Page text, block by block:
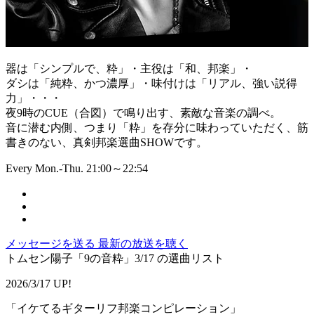
器は「シンプルで、粋」・主役は「和、邦楽」・
ダシは「純粋、かつ濃厚」・味付けは「リアル、強い説得
力」・・・
夜9時のCUE（合図）で鳴り出す、素敵な音楽の調べ。
音に潜む内側、つまり「粋」を存分に味わっていただく、筋
書きのない、真剣邦楽選曲SHOWです。
Every Mon.-Thu. 21:00～22:54
メッセージを送る 最新の放送を聴く
トムセン陽子「9の音粋」3/17 の選曲リスト
2026/3/17 UP!
「イケてるギターリフ邦楽コンピレーション」